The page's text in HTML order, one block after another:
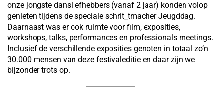
onze jongste dansliefhebbers (vanaf 2 jaar) konden volop
genieten tijdens de speciale schrit_tmacher Jeugddag.
Daarnaast was er ook ruimte voor film, exposities,
workshops, talks, performances en professionals meetings.
Inclusief de verschillende exposities genoten in totaal zo’n
30.000 mensen van deze festivaleditie en daar zijn we
bijzonder trots op.